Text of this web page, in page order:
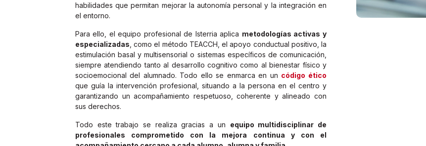
habilidades que permitan mejorar la autonomía personal y la integración en
el entorno.
Para ello, el equipo profesional de Isterria aplica metodologías activas y
especializadas , como el método TEACCH, el apoyo conductual positivo, la
estimulación basal y multisensorial o sistemas específicos de comunicación,
siempre atendiendo tanto al desarrollo cognitivo como al bienestar físico y
socioemocional del alumnado. Todo ello se enmarca en un código ético
que guía la intervención profesional, situando a la persona en el centro y
garantizando un acompañamiento respetuoso, coherente y alineado con
sus derechos.
Todo este trabajo se realiza gracias a un equipo multidisciplinar de
profesionales comprometido con la mejora continua y con el